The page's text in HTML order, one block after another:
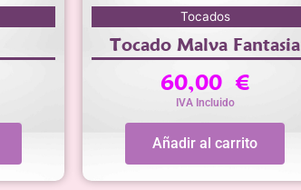
Tocados
Tocado Malva Fantasia
60,00 €
IVA Incluido
Añadir al carrito